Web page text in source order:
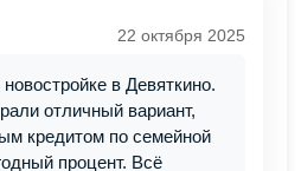
22 октября 2025
в Девяткино.
отличный вариант,
кредитом по семейной
процент. Всё